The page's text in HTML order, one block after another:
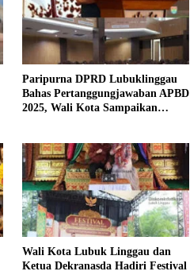
Paripurna DPRD Lubuklinggau
Bahas Pertanggungjawaban APBD
2025, Wali Kota Sampaikan
Wali Kota Lubuk Linggau dan
Ketua Dekranasda Hadiri Festival